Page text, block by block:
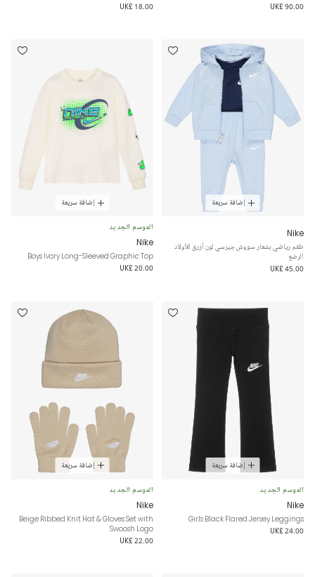
UK£ 90.00
UK£ 18.00
إضافة سريعة
Nike
طقم رياضي بشعار سووش جيرسي لون أزرق للأولاد
الرضع
UK£ 45.00
إضافة سريعة
الموسم الجديد
Nike
Boys Ivory Long-Sleeved Graphic Top
UK£ 20.00
إضافة سريعة
الموسم الجديد
Nike
Girls Black Flared Jersey Leggings
UK£ 24.00
إضافة سريعة
الموسم الجديد
Nike
Beige Ribbed Knit Hat & Gloves Set with
Swoosh Logo
UK£ 22.00